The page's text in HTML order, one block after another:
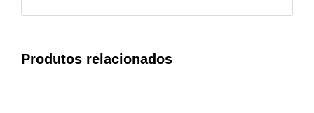
Produtos relacionados